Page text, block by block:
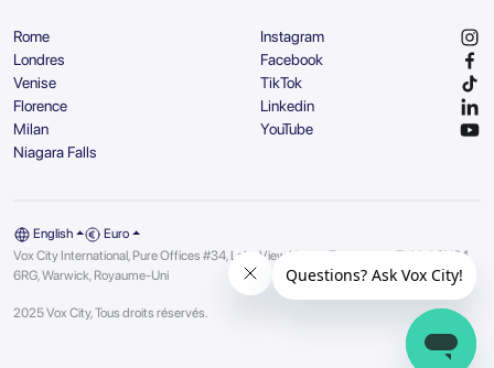
Rome
Londres
Venise
Florence
Milan
Niagara Falls
Instagram
Facebook
TikTok
Linkedin
YouTube
English
Euro
Vox City International, Pure Offices #34, Lake View House, Tournament Fields | CV34
6RG, Warwick, Royaume-Uni
2025 Vox City, Tous droits réservés.